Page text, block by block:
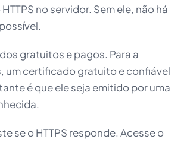
no servidor. Sem ele, não há
gratuitos e pagos. Para a
um certificado gratuito e confiável
é que ele seja emitido por uma
se o HTTPS responde. Acesse o